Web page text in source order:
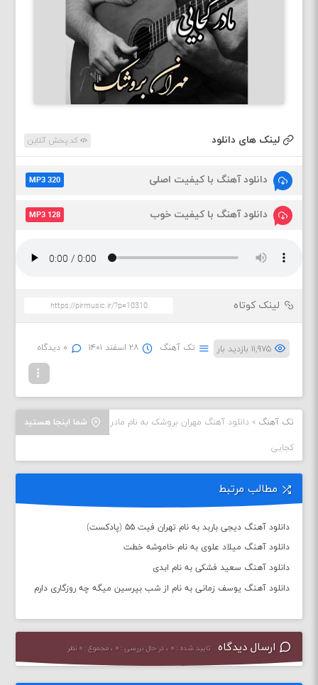
لینک های دانلود کد پخش آنلاین
دانلود آهنگ با کیفیت اصلی MP3 320
دانلود آهنگ با کیفیت خوب MP3 128
لینک کوتاه
۱۱,۹۷۵ بازدید بار تک آهنگ ۲۸ اسفند ۱۴۰۱ ۰ دیدگاه
شما اینجا هستید تک آهنگ »دانلود آهنگ مهران بروشک به نام مادر
کجایی
مطالب مرتبط
دانلود آهنگ دیجی باربد به نام تهران فیت ۵۵ (پادکست)
دانلود آهنگ میلاد علوی به نام خاموشه خطت
دانلود آهنگ سعید فشکی به نام ابدی
دانلود آهنگ یوسف زمانی به نام از شب بپرسین میگه چه روزگاری دارم
ارسال دیدگاه تایید شده : ۰ ، در حال بررسی : ۰ ، مجموع : ۰ نظر